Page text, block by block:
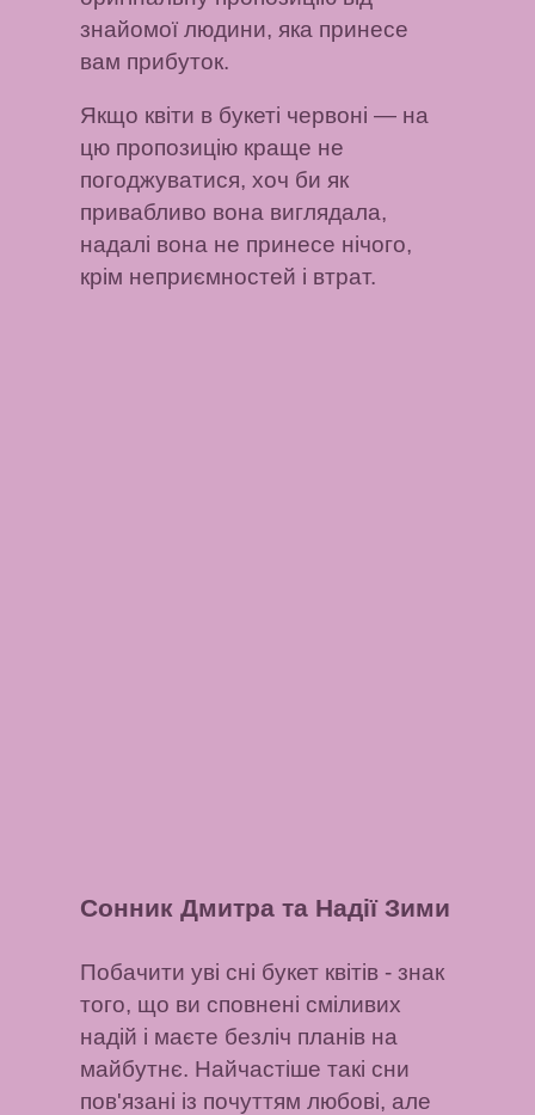
знайомої людини, яка принесе
вам прибуток.
Якщо квіти в букеті червоні — на
цю пропозицію краще не
погоджуватися, хоч би як
привабливо вона виглядала,
надалі вона не принесе нічого,
крім неприємностей і втрат.
Сонник Дмитра та Надії Зими
Побачити уві сні букет квітів - знак
того, що ви сповнені сміливих
надій і маєте безліч планів на
майбутнє. Найчастіше такі сни
пов'язані із почуттям любові, але